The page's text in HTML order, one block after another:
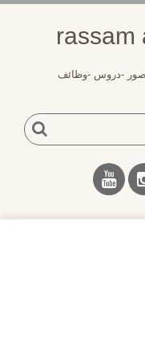
-دروس -وظائف